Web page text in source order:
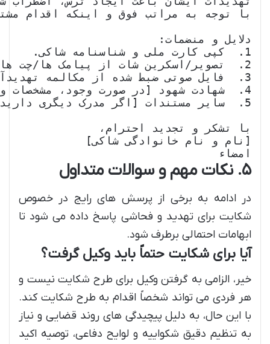
امضاء
۵. نکات مهم و سوالات متداول
در ادامه به برخی از پرسش های رایج در خصوص
شکایت برای تهدید و فحاشی پاسخ داده می شود تا
ابهامات احتمالی برطرف شود.
آیا برای شکایت حتماً باید وکیل گرفت؟
خیر، الزامی به گرفتن وکیل برای طرح شکایت نیست و
هر فردی می تواند شخصاً اقدام به طرح شکایت کند.
با این حال، به دلیل پیچیدگی های روند قضایی و نیاز
به تنظیم دقیق شکواییه و لوایح دفاعی، توصیه اکید